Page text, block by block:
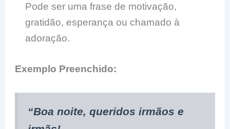
Pode ser uma frase de motivação,
gratidão, esperança ou chamado à
adoração.
Exemplo Preenchido:
“Boa noite, queridos irmãos e